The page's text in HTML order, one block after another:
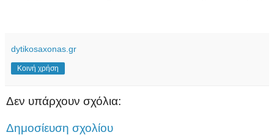
dytikosaxonas.gr
Κοινή χρήση
Δεν υπάρχουν σχόλια:
Δημοσίευση σχολίου